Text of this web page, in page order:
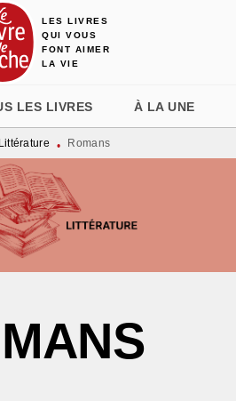
RECHERCHE
LES LIVRES
QUI VOUS
FONT AIMER
LA VIE
LES LIVRES À LA UNE
Littérature • Romans